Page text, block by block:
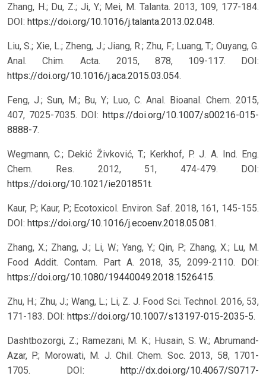
Zhang, H.; Du, Z.; Ji, Y.; Mei, M. Talanta. 2013, 109, 177-184.
DOI: https://doi.org/10.1016/j.talanta.2013.02.048.
Liu, S.; Xie, L.; Zheng, J.; Jiang, R.; Zhu, F.; Luang, T.; Ouyang, G.
Anal. Chim. Acta. 2015, 878, 109-117. DOI:
https://doi.org/10.1016/j.aca.2015.03.054.
Feng, J.; Sun, M.; Bu, Y.; Luo, C. Anal. Bioanal. Chem. 2015,
407, 7025-7035. DOI: https://doi.org/10.1007/s00216-015-
8888-7.
Wegmann, C.; D̵ekić Živković, T.; Kerkhof, P. J. A. Ind. Eng.
Chem. Res. 2012, 51, 474-479. DOI:
https://doi.org/10.1021/ie201851t.
Kaur, P.; Kaur, P.; Ecotoxicol. Environ. Saf. 2018, 161, 145-155.
DOI: https://doi.org/10.1016/j.ecoenv.2018.05.081.
Zhang, X.; Zhang, J.; Li, W.; Yang, Y.; Qin, P.; Zhang, X.; Lu, M.
Food Addit. Contam. Part A. 2018, 35, 2099-2110. DOI:
https://doi.org/10.1080/19440049.2018.1526415.
Zhu, H.; Zhu, J.; Wang, L.; Li, Z. J. Food Sci. Technol. 2016, 53,
171-183. DOI: https://doi.org/10.1007/s13197-015-2035-5.
Dashtbozorgi, Z.; Ramezani, M. K.; Husain, S. W.; Abrumand-
Azar, P.; Morowati, M. J. Chil. Chem. Soc. 2013, 58, 1701-
1705. DOI:
http://dx.doi.org/10.4067/S0717-